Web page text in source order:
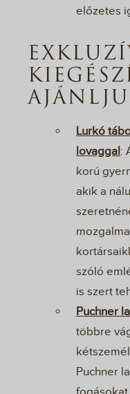
előzetes
Lurkó
lovaggal:
korú
akik a
szóló
is szert
Puchner
többre
Puchner